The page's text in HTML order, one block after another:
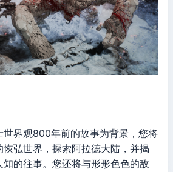
世界观800年前的故事为背景，您将
恢弘世界，探索阿拉德大陆，并揭
的往事。您还将与形形色色的敌